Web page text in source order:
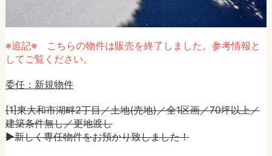
※追記※ こちらの物件は販売を終了しました。参考情報と
してご覧ください。
委任：新規物件
[1]東大和市湖畔2丁目／土地(売地)／全1区画／70坪以上／
建築条件無し／更地渡し
►新しく専任物件をお預かり致しました！